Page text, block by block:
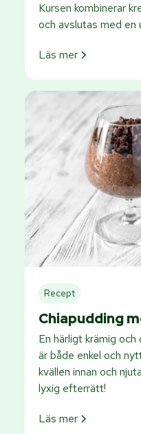
Kursen kombinerar
och avslutas med en
Läs mer
Recept
Chiapudding
En härligt krämig
är både enkel och
kvällen innan och
lyxig efterrätt!
Läs mer